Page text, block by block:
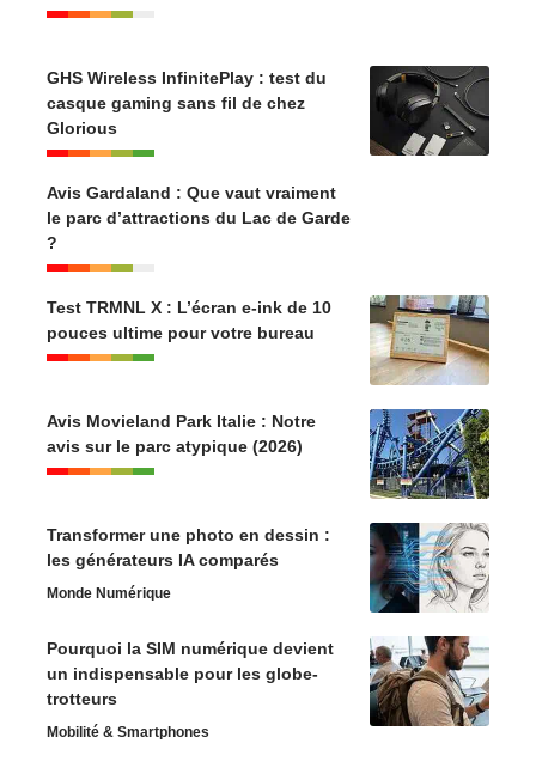
GHS Wireless InfinitePlay : test du
casque gaming sans fil de chez
Glorious
Avis Gardaland : Que vaut vraiment
le parc d’attractions du Lac de Garde
?
Test TRMNL X : L’écran e-ink de 10
pouces ultime pour votre bureau
Avis Movieland Park Italie : Notre
avis sur le parc atypique (2026)
Transformer une photo en dessin :
les générateurs IA comparés
Monde Numérique
Pourquoi la SIM numérique devient
un indispensable pour les globe-
trotteurs
Mobilité & Smartphones